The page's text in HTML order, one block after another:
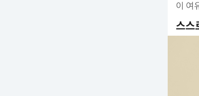
이 여
스스